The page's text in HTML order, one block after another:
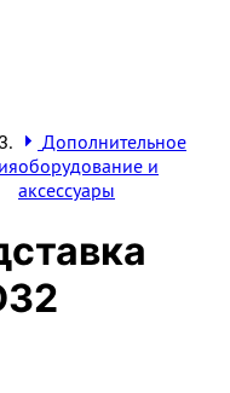
Дополнительное
оборудование и
аксессуары